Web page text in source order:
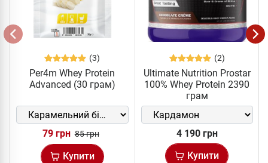
(3)
Per4m Whey Protein
Advanced (30 грам)
79 грн 85 грн
Купити
(2)
Ultimate Nutrition Prostar
100% Whey Protein 2390
грам
4 190 грн
Купити